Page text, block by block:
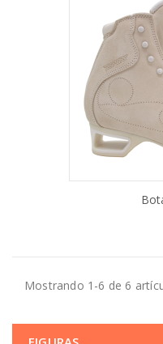
Mostrando 1-6 de 6